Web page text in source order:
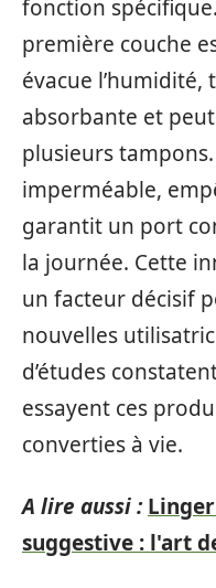
fonction
première couche
évacue l’humidité,
absorbante et
plusieurs
imperméable,
garantit un port
la journée. Cette
un facteur décisif
nouvelles
d’études
essayent ces
converties à vie.
A lire aussi :
suggestive : l'art